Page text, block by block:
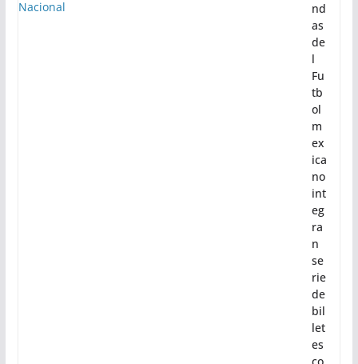
nd
as
de
l
Fu
tb
ol
m
ex
ica
no
int
eg
ra
n
se
rie
de
bil
let
es